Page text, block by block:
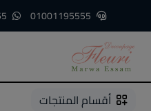
1
2
3
أقسام المنتجات